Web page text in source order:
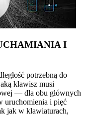
I
potrzebną do
klawisz musi
— dla obu głównych
uruchomienia i pięć
jak w klawiaturach,